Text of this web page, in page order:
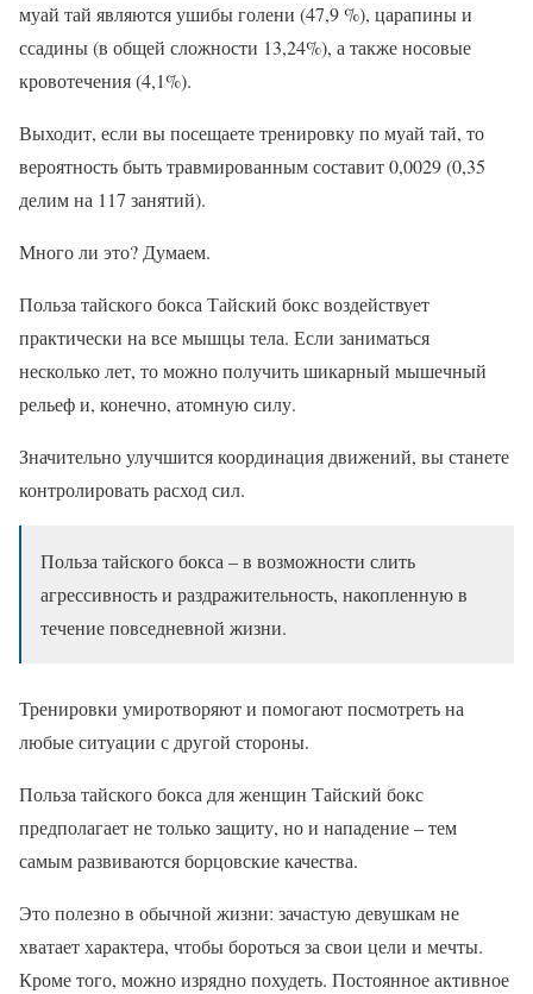
муай тай являются ушибы голени (47,9 %), царапины и
ссадины (в общей сложности 13,24%), а также носовые
кровотечения (4,1%).
Выходит, если вы посещаете тренировку по муай тай, то
вероятность быть травмированным составит 0,0029 (0,35
делим на 117 занятий).
Много ли это? Думаем.
Польза тайского бокса Тайский бокс воздействует
практически на все мышцы тела. Если заниматься
несколько лет, то можно получить шикарный мышечный
рельеф и, конечно, атомную силу.
Значительно улучшится координация движений, вы станете
контролировать расход сил.
Польза тайского бокса – в возможности слить
агрессивность и раздражительность, накопленную в
течение повседневной жизни.
Тренировки умиротворяют и помогают посмотреть на
любые ситуации с другой стороны.
Польза тайского бокса для женщин Тайский бокс
предполагает не только защиту, но и нападение – тем
самым развиваются борцовские качества.
Это полезно в обычной жизни: зачастую девушкам не
хватает характера, чтобы бороться за свои цели и мечты.
Кроме того, можно изрядно похудеть. Постоянное активное